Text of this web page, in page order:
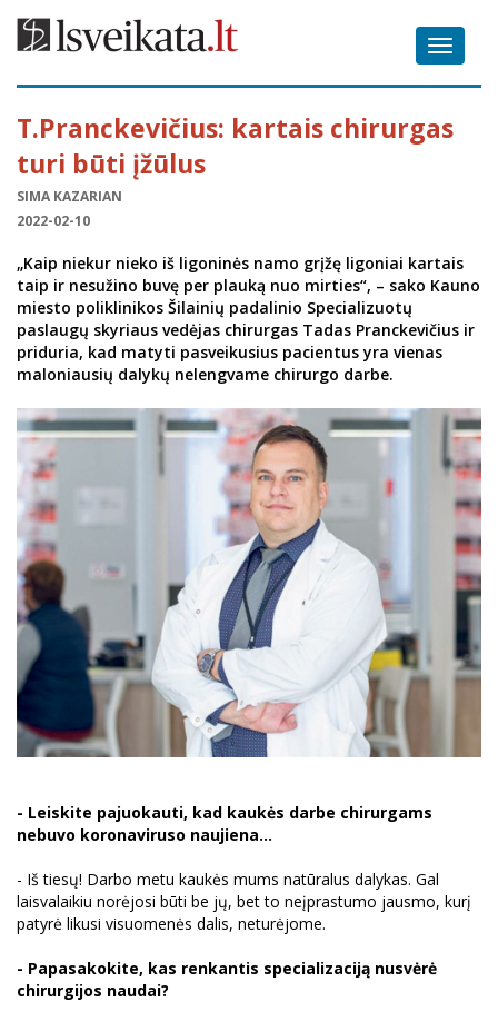
Toggle
T.Pranckevičius: kartais chirurgas
turi būti įžūlus
SI­MA KA­ZA­RIAN
2022-02-10
„Kaip niekur nieko iš ligoninės namo grįžę ligoniai kartais
taip ir nesužino buvę per plauką nuo mirties“, – sako Kauno
miesto poliklinikos Šilainių padalinio Specializuotų
paslaugų skyriaus vedėjas chirurgas Tadas Pranckevičius ir
priduria, kad matyti pasveikusius pacientus yra vienas
maloniausių dalykų nelengvame chirurgo darbe.
- Leiskite pajuokauti, kad kaukės darbe chirurgams
nebuvo koronaviruso naujiena...
- Iš tiesų! Darbo metu kaukės mums natūralus dalykas. Gal
laisvalaikiu norėjosi būti be jų, bet to neįprastumo jausmo, kurį
patyrė likusi visuomenės dalis, neturėjome.
- Papasakokite, kas renkantis specializaciją nusvėrė
chirurgijos naudai?